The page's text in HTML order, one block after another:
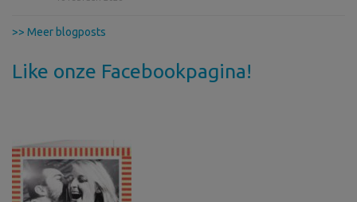
>> Meer blogposts
Like onze Facebookpagina!